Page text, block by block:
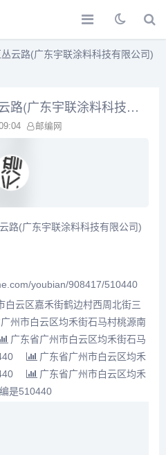
云路(广东宇联涂料科技有限公司)
广东省广州市白云区丛云路(广东宇联涂料科技有限公司)邮编是510440
邮编网
路(广东宇联涂料科技有限公司)
youbian/908417/510440
白云区嘉禾街鹤边村西周北街三
州市白云区均禾街石马村桃源南
广东省广州市白云区均禾街石马
广东省广州市白云区均禾
广东省广州市白云区均禾
是510440